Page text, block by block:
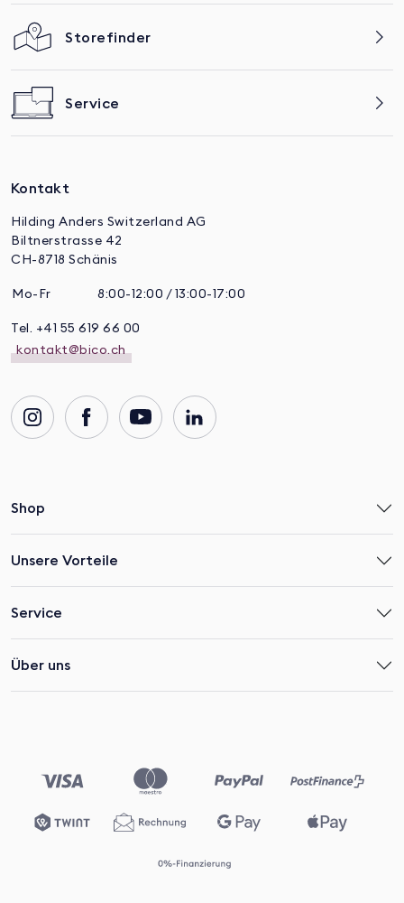
Storefinder
Service
Kontakt
Hilding Anders Switzerland AG
Biltnerstrasse 42
CH-8718 Schänis
Mo-Fr 8:00-12:00 / 13:00-17:00
Tel. +41 55 619 66 00
kontakt@bico.ch
Shop
Unsere Vorteile
Service
Über uns